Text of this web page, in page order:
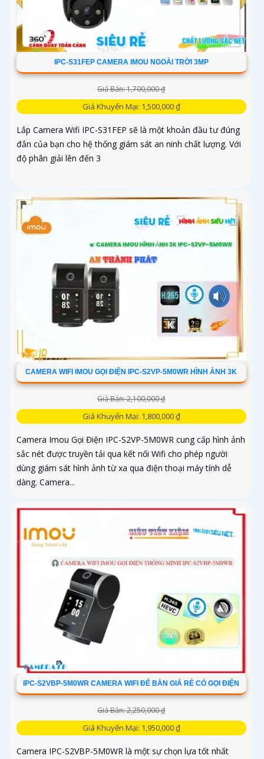
IPC-S31FEP CAMERA IMOU NGOÀI TRỜI 3MP
Giá Bán: 1,700,000 ₫
Giá Khuyến Mại: 1,500,000 ₫
Lắp Camera Wifi IPC-S31FEP sẽ là một khoản đầu tư đúng
đắn của bạn cho hệ thống giám sát an ninh chất lượng. Với
độ phân giải lên đến 3
CAMERA WIFI IMOU GỌI ĐIỆN IPC-S2VP-5M0WR HÌNH ẢNH 3K
Giá Bán: 2,100,000 ₫
Giá Khuyến Mại: 1,800,000 ₫
Camera Imou Gọi Điện IPC-S2VP-5M0WR cung cấp hình ảnh
sắc nét được truyền tải qua kết nối Wifi cho phép người
dùng giám sát hình ảnh từ xa qua điện thoại máy tính dễ
dàng. Camera...
IPC-S2VBP-5M0WR CAMERA WIFI ĐỂ BÀN GIÁ RẺ CÓ GỌI ĐIỆN
Giá Bán: 2,250,000 ₫
Giá Khuyến Mại: 1,950,000 ₫
Camera IPC-S2VBP-5M0WR là một sự chọn lựa tốt nhất